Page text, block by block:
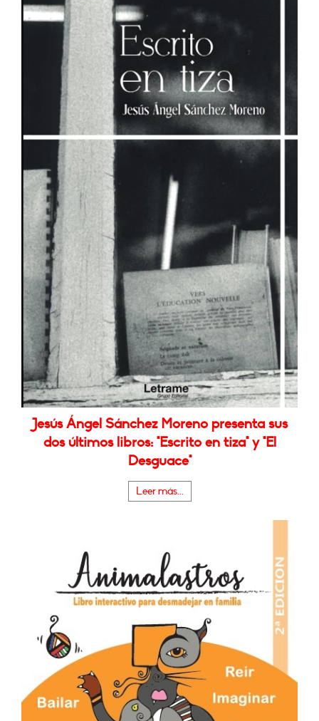
Jesús Ángel Sánchez Moreno presenta sus
dos últimos libros: "Escrito en tiza" y "El
Desguace"
Leer más...